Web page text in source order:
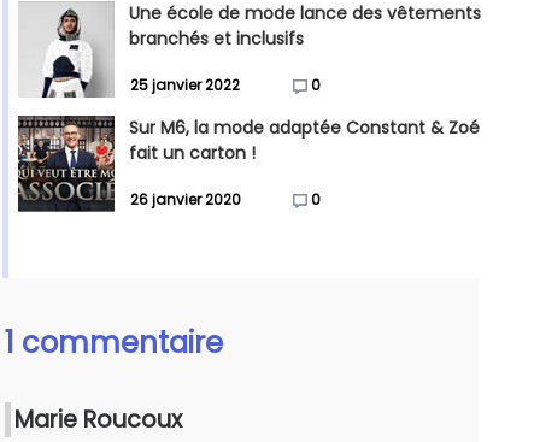
Une école de mode lance des vêtements
branchés et inclusifs
25 janvier 2022 0
Sur M6, la mode adaptée Constant & Zoé
fait un carton !
26 janvier 2020 0
1 commentaire
Marie Roucoux